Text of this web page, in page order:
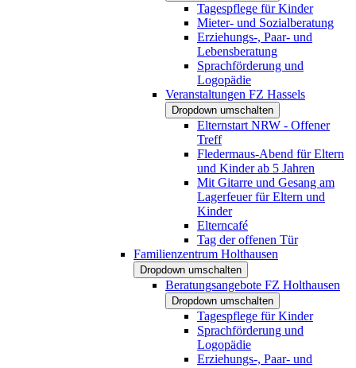
Tagespflege für Kinder
Mieter- und Sozialberatung
Erziehungs-, Paar- und
Lebensberatung
Sprachförderung und
Logopädie
Veranstaltungen FZ Hassels
Dropdown umschalten
Elternstart NRW - Offener
Treff
Fledermaus-Abend für Eltern
und Kinder ab 5 Jahren
Mit Gitarre und Gesang am
Lagerfeuer für Eltern und
Kinder
Elterncafé
Tag der offenen Tür
Familienzentrum Holthausen
Dropdown umschalten
Beratungsangebote FZ Holthausen
Dropdown umschalten
Tagespflege für Kinder
Sprachförderung und
Logopädie
Erziehungs-, Paar- und